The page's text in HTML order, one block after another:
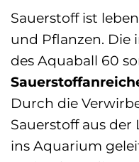
Sauerstoff ist
und Pflanzen. Die
des Aquaball 60
Durch die
Sauerstoff aus
ins Aquarium